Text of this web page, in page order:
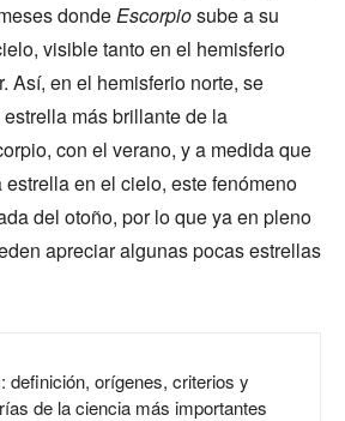
dondeEscorpiosube a su
visible tanto en el hemisferio
Así, en el hemisferio norte, se
más brillante de la
con el verano, y a medida que
en el cielo, este fenómeno
del otoño, por lo que ya en pleno
apreciar algunas pocas estrellas
definición, orígenes, criterios y
de la ciencia más importantes